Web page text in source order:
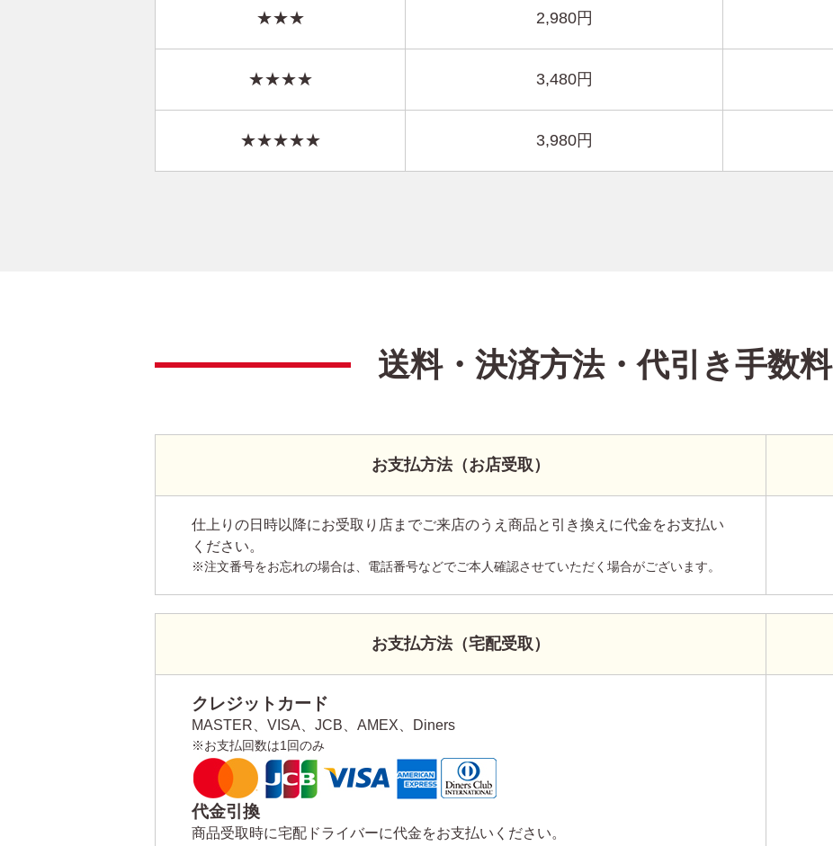
★★★ 2,980円
★★★★ 3,480円
★★★★★ 3,980円
送料・決済方法・代引き手数料
お支払方法（お店受取）
仕上りの日時以降にお受取り店までご来店のうえ商品と引き換えに代金をお支払い
ください。
※注文番号をお忘れの場合は、電話番号などでご本人確認させていただく場合がございます。
お支払方法（宅配受取）
クレジットカード
MASTER、VISA、JCB、AMEX、Diners
※お支払回数は1回のみ
代金引換
商品受取時に宅配ドライバーに代金をお支払いください。